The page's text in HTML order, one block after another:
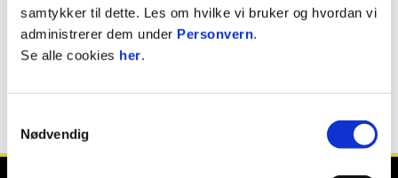
samtykker til dette. Les om hvilke vi bruker og hvordan vi
administrerer dem under Personvern.
Se alle cookies her.
Nødvendig
Vi beklager bryderiet og takker for din
tålmodighet.